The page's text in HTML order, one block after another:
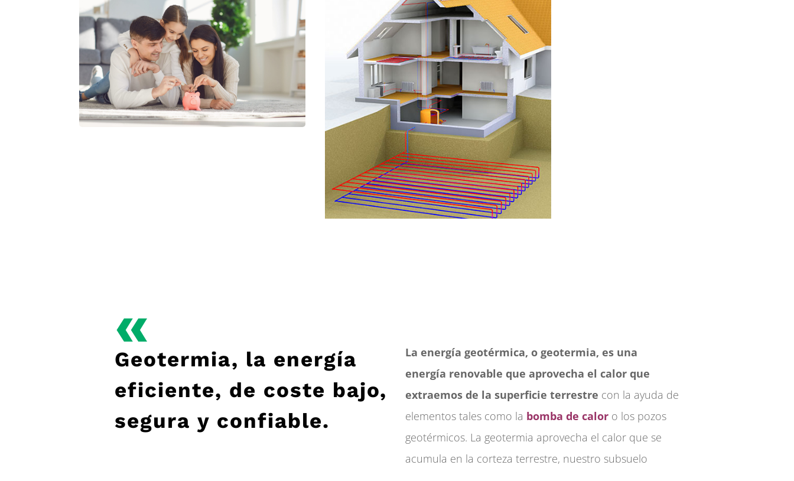
«
Geotermia, la energía
eficiente, de coste bajo,
segura y confiable.
La energía geotérmica, o geotermia, es una
energía renovable que aprovecha el calor que
extraemos de la superficie terrestre con la ayuda de
elementos tales como la bomba de calor o los pozos
geotérmicos. La geotermia aprovecha el calor que se
acumula en la corteza terrestre, nuestro subsuelo